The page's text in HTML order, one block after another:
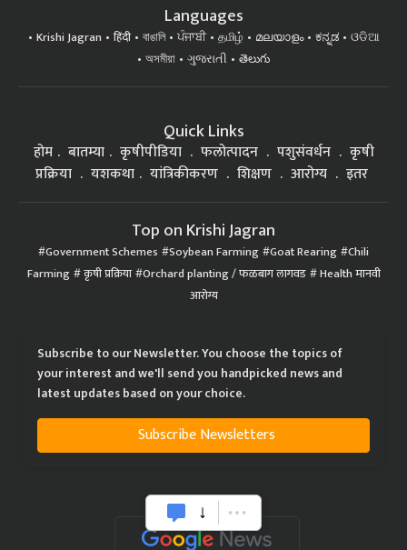
Languages
Krishi Jagran हिंदी বাঙালি ਪੰਜਾਬੀ தமிழ் മലയാളം ಕನ್ನಡ
ଓଡିଆ
অসমীয়া
ગુજરાતી తెలుగు
Quick Links
होम बातम्या कृषीपीडिया फलोत्पादन पशुसंवर्धन
कृषी
प्रक्रिया
यशकथा यांत्रिकीकरण शिक्षण आरोग्य इतर
Top on Krishi Jagran
Government Schemes Soybean Farming Goat Rearing Chili
Farming कृषी प्रक्रिया Orchard planting / फळबाग लागवड Health मानवी
आरोग्य
Subscribe to our Newsletter. You choose the topics of
your interest and we'll send you handpicked news and
latest updates based on your choice.
Subscribe Newsletters